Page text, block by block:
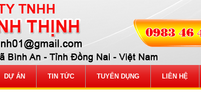
DỰ ÁN TIN TỨC TUYỂN DỤNG LIÊN HỆ